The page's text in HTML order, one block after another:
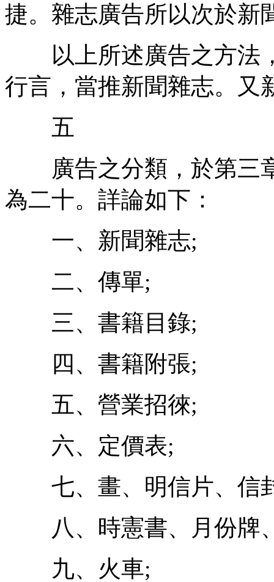
捷。雜志廣告所以次於新
以上所述廣告之方法
行言，當推新聞雜志。又
五
廣告之分類，於第三
為二十。詳論如下：
一、新聞雜志;
二、傳單;
三、書籍目錄;
四、書籍附張;
五、營業招徠;
六、定價表;
七、畫、明信片、信
八、時憲書、月份牌
九、火車;